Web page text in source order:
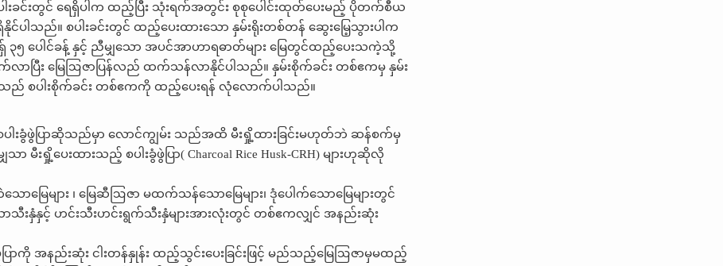
းခင်းတွင် ရေရှိပါက ထည့်ပြီး သုံးရက်အတွင်း စုစုပေါင်းထုတ်ပေးမည့် ပိုတက်စီယ
င်ပါသည်။ စပါးခင်းတွင် ထည့်ပေးထားသော နှမ်းရိုးတစ်တန် ဆွေးမြေ့သွားပါက
က်ရှ် ၃၅ ပေါင်ခန့် နှင့် ညီမျှသော အပင်အာဟာရဓာတ်များ မြေတွင်ထည့်ပေးသကဲ့သို့
ာပြီး မြေဩဇာပြန်လည် ထက်သန်လာနိုင်ပါသည်။ နှမ်းစိုက်ခင်း တစ်ဧကမှ နှမ်း
စပါးစိုက်ခင်း တစ်ဧကကို ထည့်ပေးရန် လုံလောက်ပါသည်။
ပါးခွံဖွဲပြာဆိုသည်မှာ လောင်ကျွမ်း သည်အထိ မီးရှို့ထားခြင်းမဟုတ်ဘဲ ဆန်စက်မှ
မီးရှို့ပေးထားသည့် စပါးခွံဖွဲပြာ( Charcoal Rice Husk-CRH) များဟုဆိုလို
ာမြေများ ၊ မြေဆီဩဇာ မထက်သန်သောမြေများ၊ ဒုံပေါက်သောမြေများတွင်
နှံနှင့် ဟင်းသီးဟင်းရွက်သီးနှံများအားလုံးတွင် တစ်ဧကလျှင် အနည်းဆုံး
ြာကို အနည်းဆုံး ငါးတန်နှုန်း ထည့်သွင်းပေးခြင်းဖြင့် မည်သည့်မြေဩဇာမှမထည့်